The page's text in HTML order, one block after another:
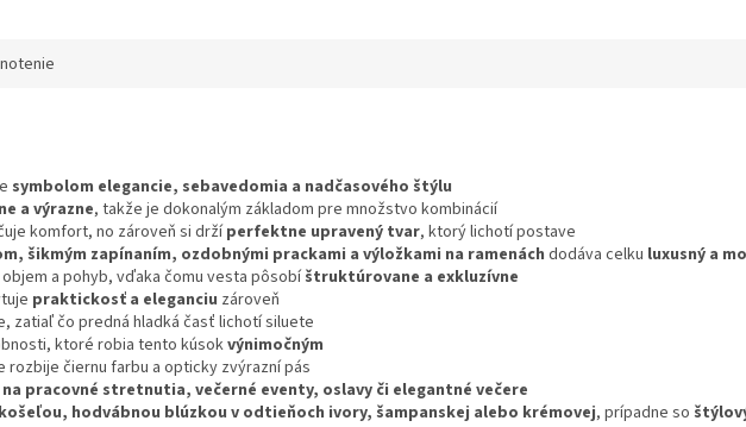
symbolom elegancie, sebavedomia a nadčasového štýlu
a výrazne, takže je dokonalým základom pre množstvo kombinácií
komfort, no zároveň si držíperfektne upravený tvar, ktorý lichotí postave
šikmým zapínaním, ozdobnými prackami a výložkami na ramenách dodáva celku luxusný a
a pohyb, vďaka čomu vesta pôsobíštruktúrovane a exkluzívne
praktickosť a eleganciu zároveň
zatiaľ čo predná hladká časť lichotí siluete
ktoré robia tento kúsokvýnimočným
rozbije čiernu farbu a opticky zvýrazní pás
pracovné stretnutia, večerné eventy, oslavy či elegantné večere
hodvábnou blúzkou v odtieňoch ivory, šampanskej alebo krémovej, prípadne so